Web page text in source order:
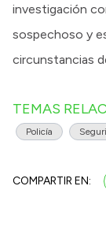
investigación
sospechoso y
circunstancias
TEMAS
Policía
COMPARTIR EN: